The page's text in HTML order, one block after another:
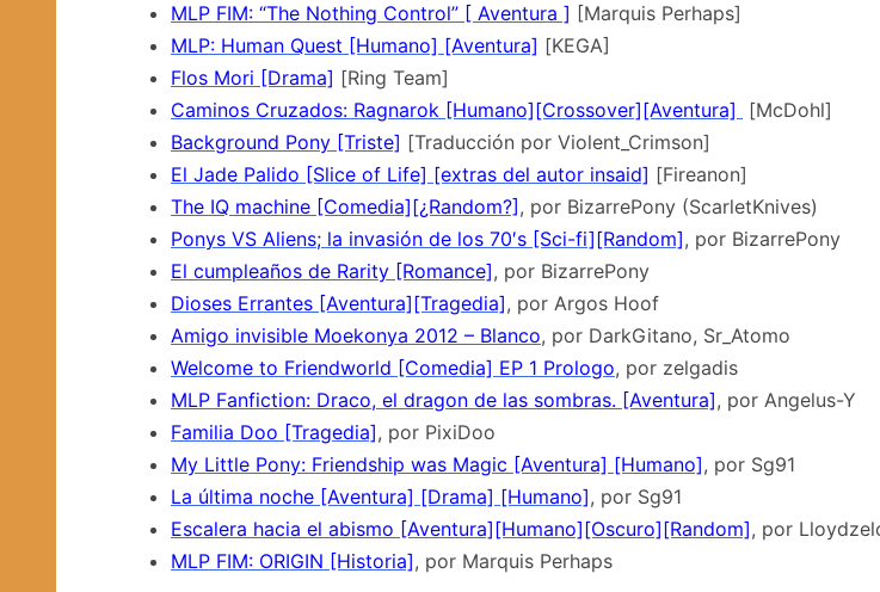
MLP FIM: “The Nothing Control” [ Aventura ] [Marquis Perhaps]
MLP: Human Quest [Humano] [Aventura] [KEGA]
Flos Mori [Drama] [Ring Team]
Caminos Cruzados: Ragnarok [Humano][Crossover][Aventura]
[McDohl]
Background Pony [Triste] [Traducción por Violent_Crimson]
El Jade Palido [Slice of Life] [extras del autor insaid] [Fireanon]
The IQ machine [Comedia][¿Random?] , por BizarrePony (ScarletKnives)
Ponys VS Aliens; la invasión de los 70′s [Sci-fi][Random], por BizarrePony
El cumpleaños de Rarity [Romance], por BizarrePony
Dioses Errantes [Aventura][Tragedia], por Argos Hoof
Amigo invisible Moekonya 2012 – Blanco, por DarkGitano, Sr_Atomo
Welcome to Friendworld [Comedia] EP 1 Prologo, por zelgadis
MLP Fanfiction: Draco, el dragon de las sombras. [Aventura], por Angelus-Y
Familia Doo [Tragedia], por PixiDoo
My Little Pony: Friendship was Magic [Aventura] [Humano], por Sg91
La última noche [Aventura] [Drama] [Humano], por Sg91
Escalera hacia el abismo [Aventura][Humano][Oscuro][Random], por
MLP FIM: ORIGIN [Historia], por Marquis Perhaps